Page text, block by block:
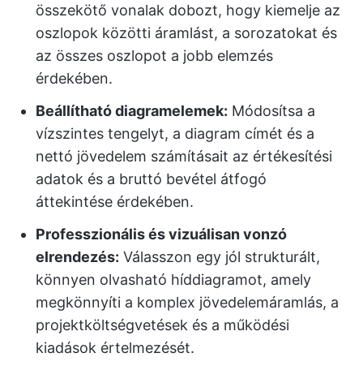
összekötő vonalak dobozt, hogy kiemelje az
oszlopok közötti áramlást, a sorozatokat és
az összes oszlopot a jobb elemzés
érdekében.
Beállítható diagramelemek: Módosítsa a
vízszintes tengelyt, a diagram címét és a
nettó jövedelem számításait az értékesítési
adatok és a bruttó bevétel átfogó
áttekintése érdekében.
Professzionális és vizuálisan vonzó
elrendezés: Válasszon egy jól strukturált,
könnyen olvasható híddiagramot, amely
megkönnyíti a komplex jövedelemáramlás, a
projektköltségvetések és a működési
kiadások értelmezését.